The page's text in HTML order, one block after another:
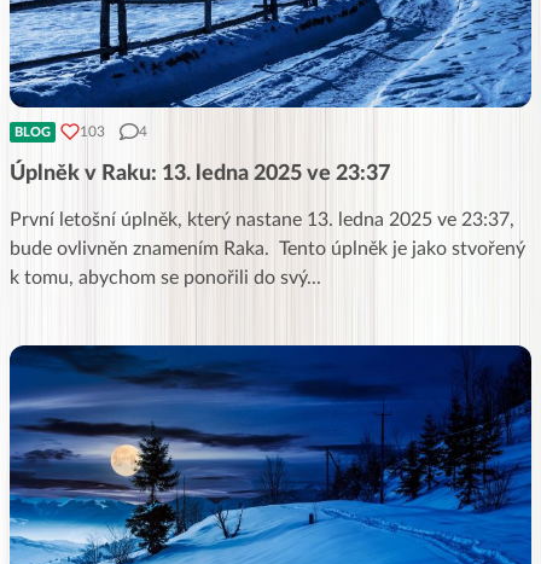
BLOG 103 4
Úplněk v Raku: 13. ledna 2025 ve 23:37
První letošní úplněk, který nastane 13. ledna 2025 ve 23:37,
bude ovlivněn znamením Raka. Tento úplněk je jako stvořený
k tomu, abychom se ponořili do svý...